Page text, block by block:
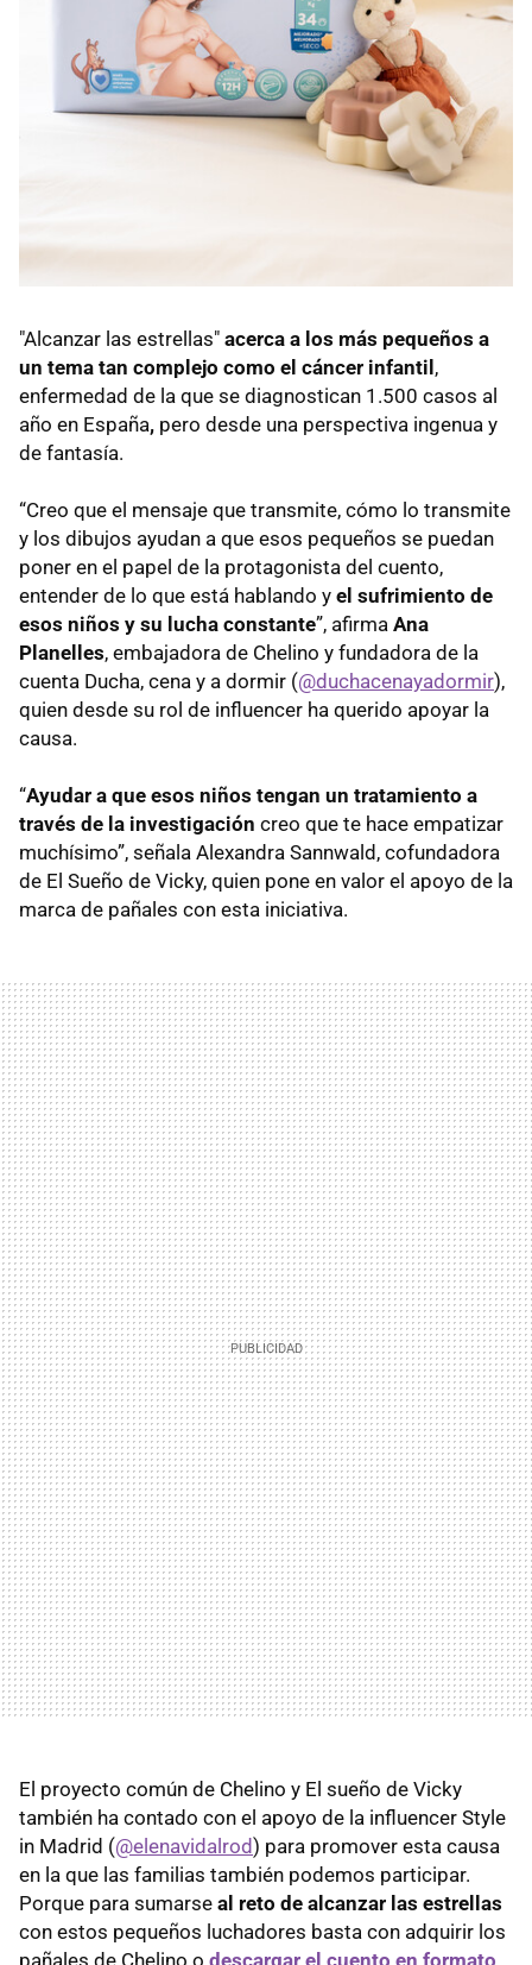
"Alcanzar las estrellas" acerca a los más pequeños a
un tema tan complejo como el cáncer infantil ,
enfermedad de la que se diagnostican 1.500 casos al
año en España, pero desde una perspectiva ingenua y
de fantasía.
“Creo que el mensaje que transmite, cómo lo transmite
y los dibujos ayudan a que esos pequeños se puedan
poner en el papel de la protagonista del cuento,
entender de lo que está hablando y el sufrimiento de
esos niños y su lucha constante”, afirma Ana
Planelles, embajadora de Chelino y fundadora de la
cuenta Ducha, cena y a dormir (@duchacenayadormir),
quien desde su rol de influencer ha querido apoyar la
causa.
“Ayudar a que esos niños tengan un tratamiento a
través de la investigación creo que te hace empatizar
muchísimo”, señala Alexandra Sannwald, cofundadora
de El Sueño de Vicky, quien pone en valor el apoyo de la
marca de pañales con esta iniciativa.
El proyecto común de Chelino y El sueño de Vicky
también ha contado con el apoyo de la influencer Style
in Madrid (@elenavidalrod) para promover esta causa
en la que las familias también podemos participar.
Porque para sumarse al reto de alcanzar las estrellas
con estos pequeños luchadores basta con adquirir los